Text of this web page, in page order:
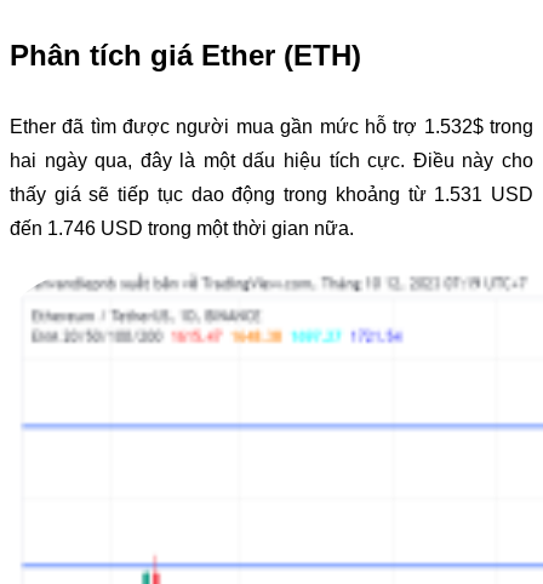
Phân tích giá Ether (ETH)
Ether đã tìm được người mua gần mức hỗ trợ 1.532$ trong
hai ngày qua, đây là một dấu hiệu tích cực. Điều này cho
thấy giá sẽ tiếp tục dao động trong khoảng từ 1.531 USD
đến 1.746 USD trong một thời gian nữa.